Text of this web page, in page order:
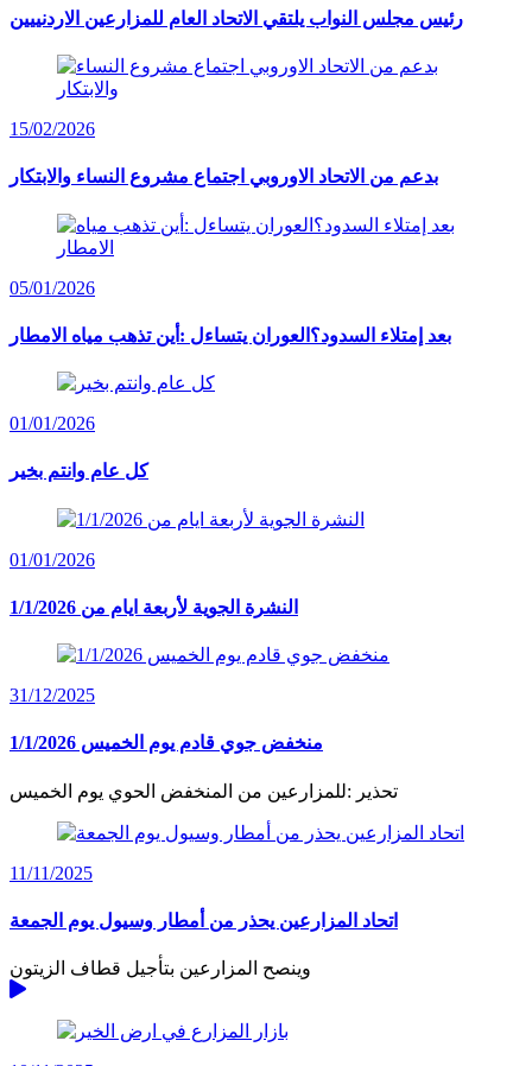
رئيس مجلس النواب يلتقي الاتحاد العام للمزارعين الاردنييين
15/02/2026
بدعم من الاتحاد الاوروبي اجتماع مشروع النساء والابتكار
05/01/2026
بعد إمتلاء السدود؟العوران يتساءل :أين تذهب مياه الامطار
01/01/2026
كل عام وانتم بخير
01/01/2026
النشرة الجوية لأربعة ايام من 1/1/2026
31/12/2025
منخفض جوي قادم يوم الخميس 1/1/2026
تحذير :للمزارعين من المنخفض الحوي يوم الخميس
11/11/2025
اتحاد المزارعين يحذر من أمطار وسيول يوم الجمعة
وينصح المزارعين بتأجيل قطاف الزيتون